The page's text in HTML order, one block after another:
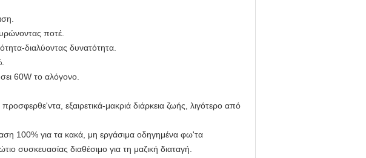
ποτέ.
διαλύοντας δυνατότητα.
60W το αλόγονο.
εξαιρετικά-μακριά διάρκεια ζωής, λιγότερο από
100% για τα κακά, μη εργάσιμα οδηγημένα φω'τα
συσκευασίας διαθέσιμο για τη μαζική διαταγή.